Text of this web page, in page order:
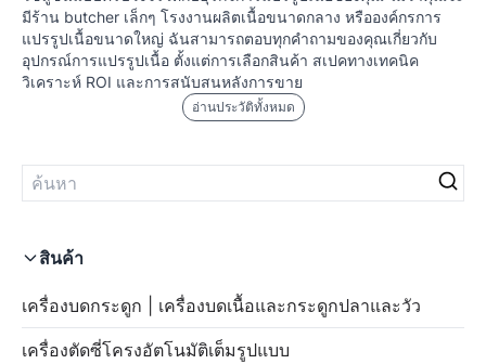
มีร้าน butcher เล็กๆ โรงงานผลิตเนื้อขนาดกลาง หรือองค์กรการ
แปรรูปเนื้อขนาดใหญ่ ฉันสามารถตอบทุกคำถามของคุณเกี่ยวกับ
อุปกรณ์การแปรรูปเนื้อ ตั้งแต่การเลือกสินค้า สเปคทางเทคนิค
วิเคราะห์ ROI และการสนับสนหลังการขาย
อ่านประวัติทั้งหมด
สินค้า
เครื่องบดกระดูก | เครื่องบดเนื้อและกระดูกปลาและวัว
เครื่องตัดซี่โครงอัตโนมัติเต็มรูปแบบ